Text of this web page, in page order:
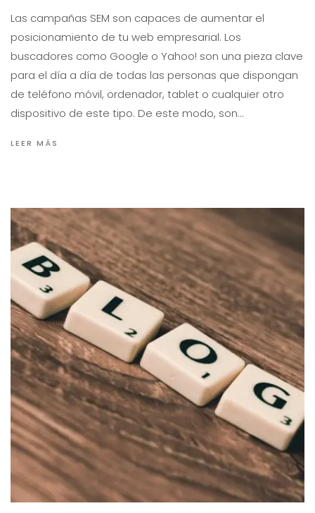
Las campañas SEM son capaces de aumentar el
posicionamiento de tu web empresarial. Los
buscadores como Google o Yahoo! son una pieza clave
para el día a día de todas las personas que dispongan
de teléfono móvil, ordenador, tablet o cualquier otro
dispositivo de este tipo. De este modo, son…
LEER MÁS